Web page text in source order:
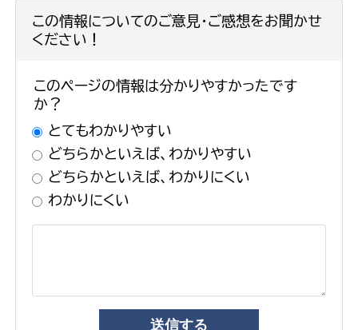
この情報についてのご意見・ご感想をお聞かせ
ください！
このページの情報は分かりやすかったです
か？
とてもわかりやすい
どちらかといえば、わかりやすい
どちらかといえば、わかりにくい
わかりにくい